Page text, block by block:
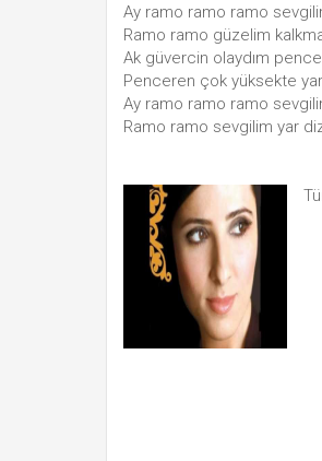
Ay ramo ramo ramo
Ramo ramo güzelim
Ak güvercin olaydım
Penceren çok yüksekte
Ay ramo ramo ramo
Ramo ramo sevgilim yar